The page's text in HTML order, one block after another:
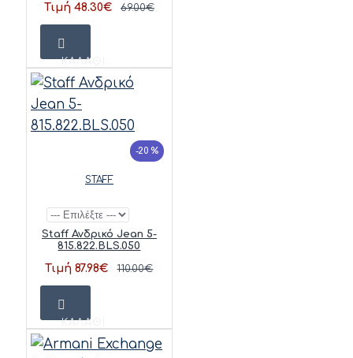
Τιμή 48.30€ 69.00€
ΚΑΛΆΘΙ
-20 %
STAFF
Staff Ανδρικό Jean 5-
815.822.BLS.050
Τιμή 87.98€ 110.00€
ΚΑΛΆΘΙ